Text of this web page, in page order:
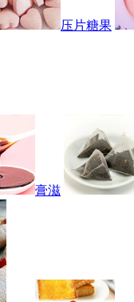
压片糖果
膏滋